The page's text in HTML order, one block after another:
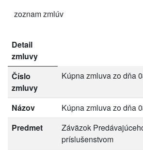
zoznam zmlúv
Detail
zmluvy
Číslo
zmluvy
Kúpna zmluva zo dňa
Názov
Kúpna zmluva zo dňa
Predmet
Záväzok
príslušenstvom